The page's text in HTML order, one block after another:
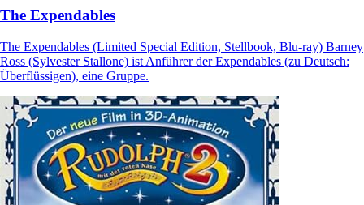
The Expendables
The Expendables (Limited Special Edition, Stellbook, Blu-ray) Barney
Ross (Sylvester Stallone) ist Anführer der Expendables (zu Deutsch:
Überflüssigen), eine Gruppe.